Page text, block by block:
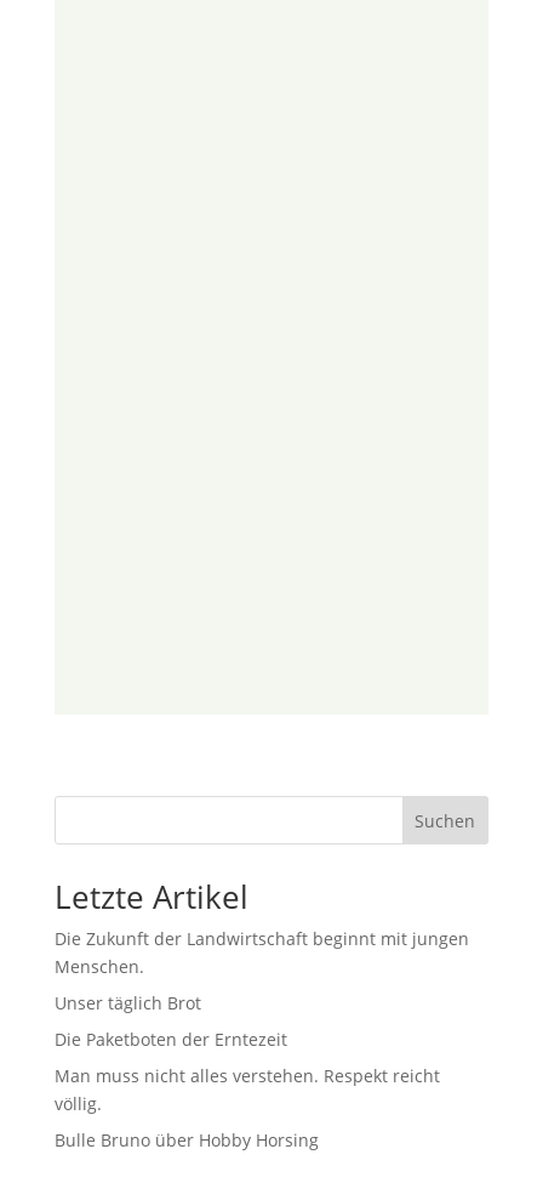
Suchen
Letzte Artikel
Die Zukunft der Landwirtschaft beginnt mit jungen
Menschen.
Unser täglich Brot
Die Paketboten der Erntezeit
Man muss nicht alles verstehen. Respekt reicht
völlig.
Bulle Bruno über Hobby Horsing